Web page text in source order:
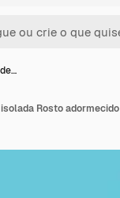
Rosto adormecido